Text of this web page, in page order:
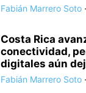
Fabián Marrero Soto
Costa Rica
conectividad,
digitales aún
Fabián Marrero Soto